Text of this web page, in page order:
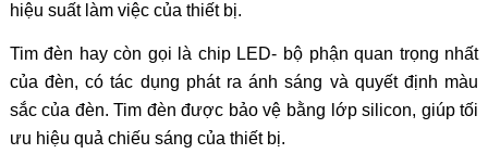
hiệu suất làm việc của thiết bị.
Tim đèn hay còn gọi là chip LED- bộ phận quan trọng nhất
của đèn, có tác dụng phát ra ánh sáng và quyết định màu
sắc của đèn. Tim đèn được bảo vệ bằng lớp silicon, giúp tối
ưu hiệu quả chiếu sáng của thiết bị.